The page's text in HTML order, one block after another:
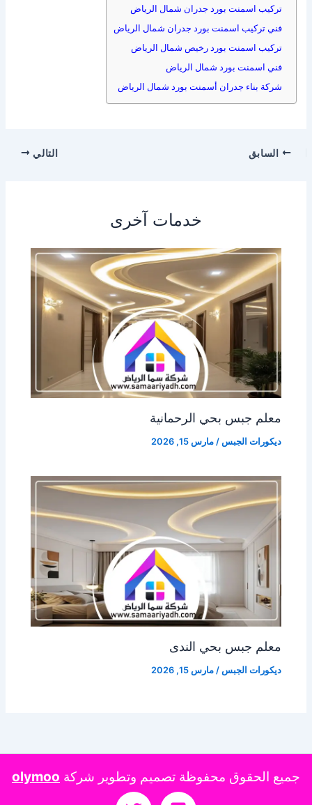
تركيب اسمنت بورد جدران شمال الرياض
فني تركيب اسمنت بورد جدران شمال الرياض
تركيب اسمنت بورد رخيص شمال الرياض
فني اسمنت بورد شمال الرياض
شركة بناء جدران أسمنت بورد شمال الرياض
السابق التالي
خدمات آخرى
معلم جبس بحي الرحمانية
ديكورات الجبس /مارس 15, 2026
معلم جبس بحي الندى
ديكورات الجبس /مارس 15, 2026
جميع الحقوق محفوظة تصميم وتطوير شركة olymoo